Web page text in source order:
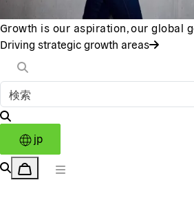
Growth is our aspiration, our global
Driving strategic growth areas
jp